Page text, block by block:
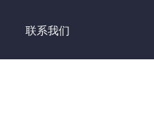
联系我们